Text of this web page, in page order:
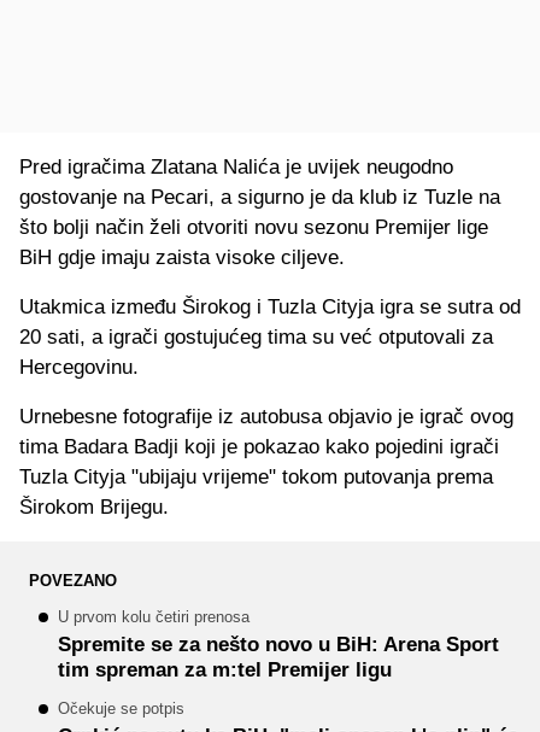
Pred igračima Zlatana Nalića je uvijek neugodno
gostovanje na Pecari, a sigurno je da klub iz Tuzle na
što bolji način želi otvoriti novu sezonu Premijer lige
BiH gdje imaju zaista visoke ciljeve.
Utakmica između Širokog i Tuzla Cityja igra se sutra od
20 sati, a igrači gostujućeg tima su već otputovali za
Hercegovinu.
Urnebesne fotografije iz autobusa objavio je igrač ovog
tima Badara Badji koji je pokazao kako pojedini igrači
Tuzla Cityja "ubijaju vrijeme" tokom putovanja prema
Širokom Brijegu.
POVEZANO
U prvom kolu četiri prenosa
Spremite se za nešto novo u BiH: Arena Sport
tim spreman za m:tel Premijer ligu
Očekuje se potpis